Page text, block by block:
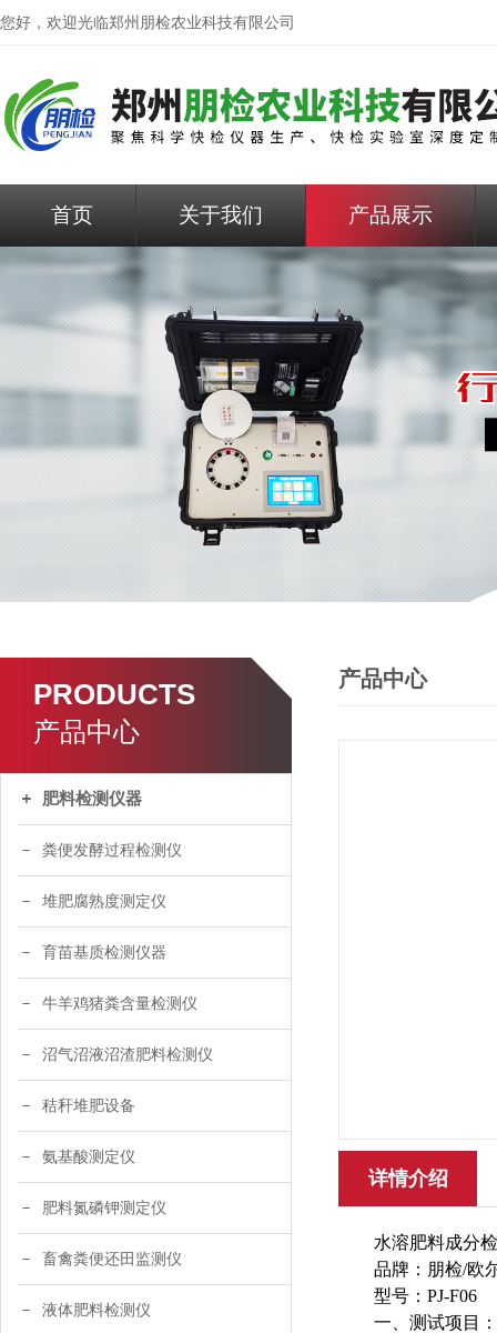
您好，欢迎光临郑州朋检农业科技有限公司
首页 关于我们 产品展示
PRODUCTS
产品中心
肥料检测仪器
粪便发酵过程检测仪
堆肥腐熟度测定仪
育苗基质检测仪器
牛羊鸡猪粪含量检测仪
沼气沼液沼渣肥料检测仪
秸秆堆肥设备
氨基酸测定仪
肥料氮磷钾测定仪
畜禽粪便还田监测仪
液体肥料检测仪
产品中心
详情介绍
水溶肥料成分
品牌：朋检/欧
型号： PJ-F06
一、测试项目：